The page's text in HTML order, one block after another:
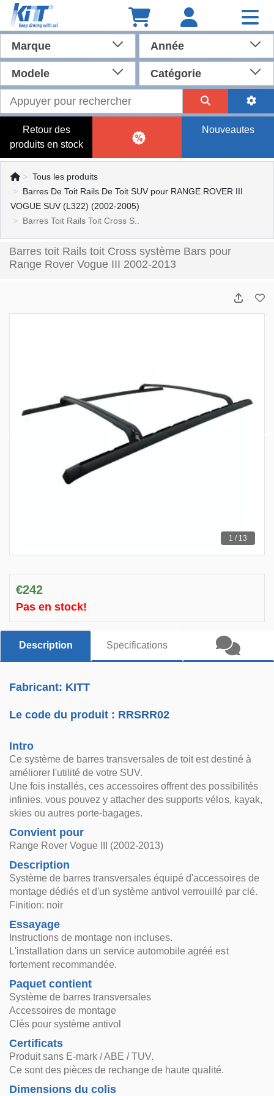
Marque Année
Modele Catégorie
Retour des
produits en stock
Nouveautes
Tous les produits
Barres De Toit Rails De Toit SUV pour RANGE ROVER III
VOGUE SUV (L322) (2002-2005)
Barres Toit Rails Toit Cross S..
Barres toit Rails toit Cross système Bars pour
Range Rover Vogue III 2002-2013
1 / 13
€242
Pas en stock!
Description Specifications
Fabricant: KITT
Le code du produit : RRSRR02
Intro
Ce système de barres transversales de toit est destiné à
améliorer l'utilité de votre SUV.
Une fois installés, ces accessoires offrent des possibilités
infinies, vous pouvez y attacher des supports vélos, kayak,
skies ou autres porte-bagages.
Convient pour
Range Rover Vogue III (2002-2013)
Description
Système de barres transversales équipé d'accessoires de
montage dédiés et d'un système antivol verrouillé par clé.
Finition: noir
Essayage
Instructions de montage non incluses.
L'installation dans un service automobile agréé est
fortement recommandée.
Paquet contient
Système de barres transversales
Accessoires de montage
Clés pour système antivol
Certificats
Produit sans E-mark / ABE / TUV.
Ce sont des pièces de rechange de haute qualité.
Dimensions du colis